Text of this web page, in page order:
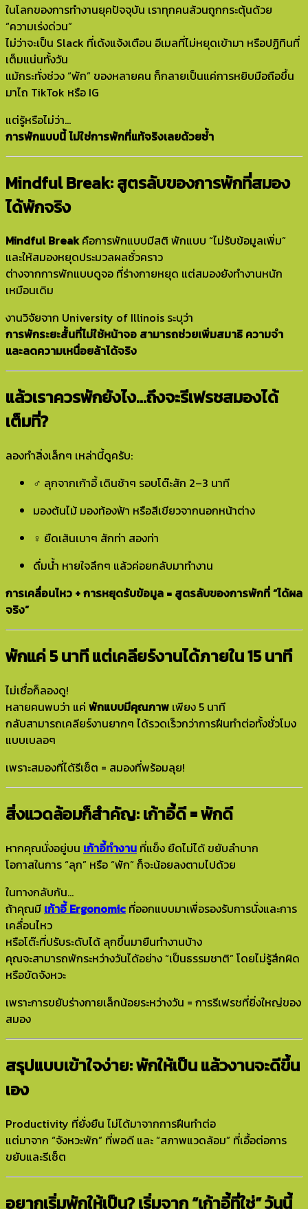
ในโลกของการทำงานยุคปัจจุบัน เราทุกคนล้วนถูกกระตุ้นด้วย
“ความเร่งด่วน”
ไม่ว่าจะเป็น Slack ที่เด้งแจ้งเตือน อีเมลที่ไม่หยุดเข้ามา หรือปฏิทินที่
เต็มแน่นทั้งวัน
แม้กระทั่งช่วง “พัก” ของหลายคน ก็กลายเป็นแค่การหยิบมือถือขึ้น
มาไถ TikTok หรือ IG
แต่รู้หรือไม่ว่า…
การพักแบบนี้ ไม่ใช่การพักที่แท้จริงเลยด้วยซ้ำ
Mindful Break: สูตรลับของการพักที่สมอง
ได้พักจริง
Mindful Breakคือการพักแบบมีสติ พักแบบ “ไม่รับข้อมูลเพิ่ม”
และให้สมองหยุดประมวลผลชั่วคราว
ต่างจากการพักแบบดูจอ ที่ร่างกายหยุด แต่สมองยังทำงานหนัก
เหมือนเดิม
งานวิจัยจาก University of Illinois ระบุว่า
การพักระยะสั้นที่ไม่ใช้หน้าจอ สามารถช่วยเพิ่มสมาธิ ความจำ
และลดความเหนื่อยล้าได้จริง
แล้วเราควรพักยังไง…ถึงจะรีเฟรชสมองได้
เต็มที่?
ลองทำสิ่งเล็กๆ เหล่านี้ดูครับ:
‍♂️ ลุกจากเก้าอี้ เดินช้าๆ รอบโต๊ะสัก 2–3 นาที
มองต้นไม้ มองท้องฟ้า หรือสีเขียวจากนอกหน้าต่าง
‍♀️ ยืดเส้นเบาๆ สักท่า สองท่า
ดื่มน้ำ หายใจลึกๆ แล้วค่อยกลับมาทำงาน
การเคลื่อนไหว + การหยุดรับข้อมูล = สูตรลับของการพักที่ “ได้ผล
จริง”
พักแค่ 5 นาที แต่เคลียร์งานได้ภายใน 15 นาที
ไม่เชื่อก็ลองดู!
หลายคนพบว่า แค่ พักแบบมีคุณภาพ เพียง 5 นาที
กลับสามารถเคลียร์งานยากๆ ได้รวดเร็วกว่าการฝืนทำต่อทั้งชั่วโมง
แบบเบลอๆ
เพราะสมองที่ได้รีเซ็ต = สมองที่พร้อมลุย!
สิ่งแวดล้อมก็สำคัญ: เก้าอี้ดี = พักดี
หากคุณนั่งอยู่บน เก้าอี้ทำงาน ที่แข็ง ยืดไม่ได้ ขยับลำบาก
โอกาสในการ “ลุก” หรือ “พัก” ก็จะน้อยลงตามไปด้วย
ในทางกลับกัน…
ถ้าคุณมี เก้าอี้ Ergonomic ที่ออกแบบมาเพื่อรองรับการนั่งและการ
เคลื่อนไหว
หรือโต๊ะที่ปรับระดับได้ ลุกขึ้นมายืนทำงานบ้าง
คุณจะสามารถพักระหว่างวันได้อย่าง “เป็นธรรมชาติ” โดยไม่รู้สึกผิด
หรือขัดจังหวะ
เพราะการขยับร่างกายเล็กน้อยระหว่างวัน = การรีเฟรชที่ยิ่งใหญ่ของ
สมอง
สรุปแบบเข้าใจง่าย: พักให้เป็น แล้วงานจะดีขึ้น
เอง
Productivity ที่ยั่งยืน ไม่ได้มาจากการฝืนทำต่อ
แต่มาจาก “จังหวะพัก” ที่พอดี และ “สภาพแวดล้อม” ที่เอื้อต่อการ
ขยับและรีเซ็ต
อยากเริ่มพักให้เป็น? เริ่มจาก “เก้าอี้ที่ใช่” วันนี้